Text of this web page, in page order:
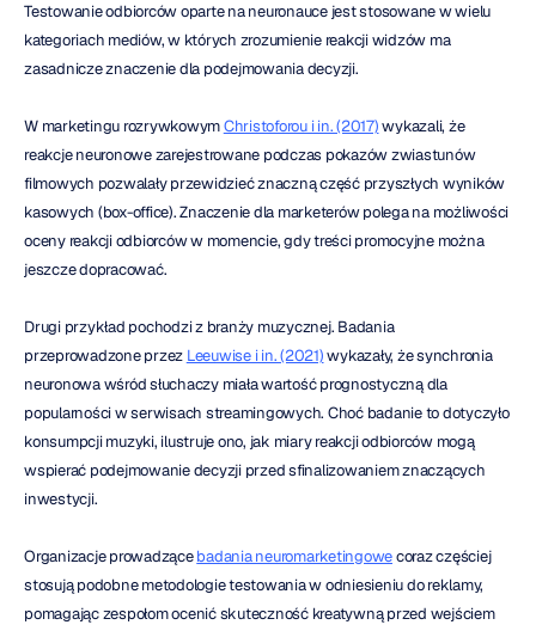
Testowanie odbiorców oparte na neuronauce jest stosowane w wielu
kategoriach mediów, w których zrozumienie reakcji widzów ma
zasadnicze znaczenie dla podejmowania decyzji.
W marketingu rozrywkowym Christoforou i in. (2017) wykazali, że
reakcje neuronowe zarejestrowane podczas pokazów zwiastunów
filmowych pozwalały przewidzieć znaczną część przyszłych wyników
kasowych (box-office). Znaczenie dla marketerów polega na możliwości
oceny reakcji odbiorców w momencie, gdy treści promocyjne można
jeszcze dopracować.
Drugi przykład pochodzi z branży muzycznej. Badania
przeprowadzone przez Leeuwise i in. (2021) wykazały, że synchronia
neuronowa wśród słuchaczy miała wartość prognostyczną dla
popularności w serwisach streamingowych. Choć badanie to dotyczyło
konsumpcji muzyki, ilustruje ono, jak miary reakcji odbiorców mogą
wspierać podejmowanie decyzji przed sfinalizowaniem znaczących
inwestycji.
Organizacje prowadzące badania neuromarketingowe coraz częściej
stosują podobne metodologie testowania w odniesieniu do reklamy,
pomagając zespołom ocenić skuteczność kreatywną przed wejściem